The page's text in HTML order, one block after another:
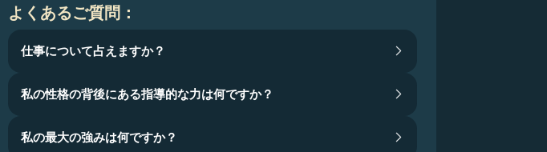
よくあるご質問：
仕事について占えますか？
私の性格の背後にある指導的な力は何ですか？
私の最大の強みは何ですか？